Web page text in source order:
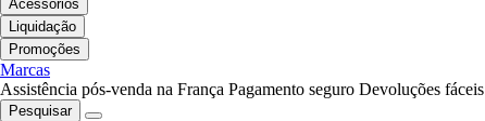
Acessórios
Liquidação
Promoções
Marcas
Assistência pós-venda na França Pagamento seguro Devoluções fáceis
Pesquisar